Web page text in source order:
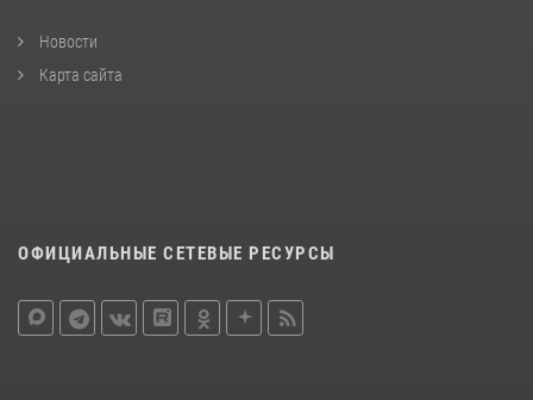
Новости
Карта сайта
ОФИЦИАЛЬНЫЕ СЕТЕВЫЕ РЕСУРСЫ